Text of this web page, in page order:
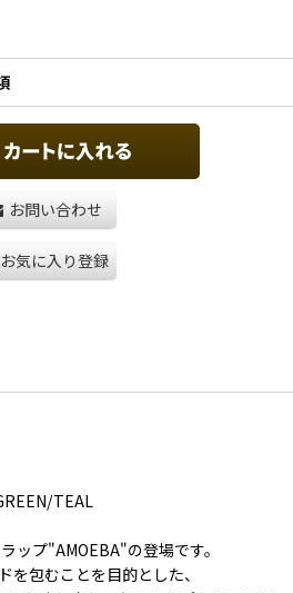
お問い合わせ
お気に入り登録
TEAL
ップ"AMOEBA"の登場です。
包むことを目的とした、